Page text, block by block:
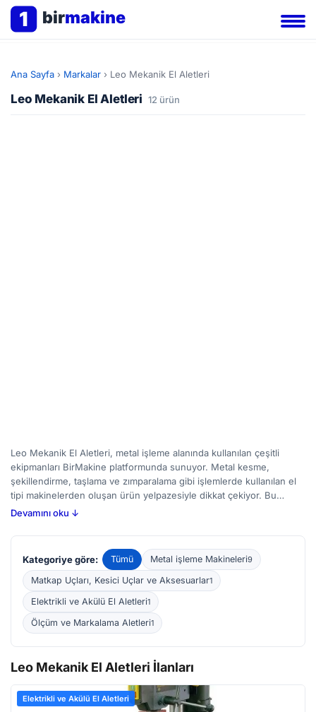
1 birmakine
Ana Sayfa › Markalar › Leo Mekanik El Aletleri
Leo Mekanik El Aletleri 12 ürün
Leo Mekanik El Aletleri, metal işleme alanında kullanılan çeşitli
ekipmanları BirMakine platformunda sunuyor. Metal kesme,
şekillendirme, taşlama ve zımparalama gibi işlemlerde kullanılan el
tipi makinelerden oluşan ürün yelpazesiyle dikkat çekiyor. Bu
aletler genellikle otomotiv tamircilerinden metal fabrikalarına,
tarafından tercih ediliyor. BirMakine'de bulunan 12 ilan arasında,
farklı güç seçenekleri ve boyutlarıyla tasarlanmış makineleri
inceleyebilir, kullanım amacı ve bütçenize uygun alternatifleri
karşılaştırabilirsiniz. Metal işleme ekipmanları alırken malzeme
kalınlığına uygun motor gücüne, ergonomiye ve güvenlik
özelliklerine dikkat etmek faydalı olacaktır.
Devamını oku ↓
Kategoriye göre: Tümü Metal işleme Makineleri9
Matkap Uçları, Kesici Uçlar ve Aksesuarlar1
Elektrikli ve Akülü El Aletleri1
Ölçüm ve Markalama Aletleri1
Leo Mekanik El Aletleri İlanları
Elektrikli ve Akülü El Aletleri